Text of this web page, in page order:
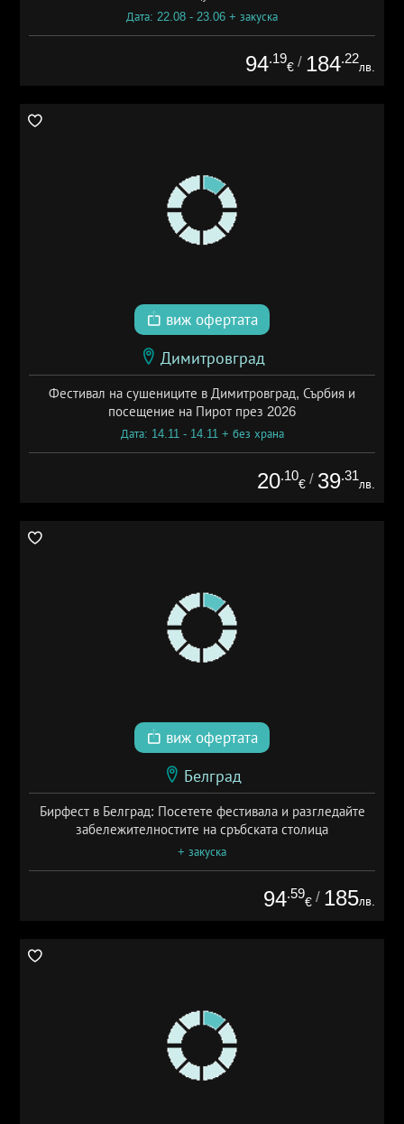
Дата: 22.08 - 23.06 + закуска
94.19
€ / 184.22
лв.
виж офертата
Димитровград
Фестивал на сушениците в Димитровград, Сърбия и
посещение на Пирот през 2026
Дата: 14.11 - 14.11 + без храна
20.10
€ / 39.31
лв.
виж офертата
Белград
Бирфест в Белград: Посетете фестивала и разгледайте
забележителностите на сръбската столица
+ закуска
94.59
€ / 185лв.